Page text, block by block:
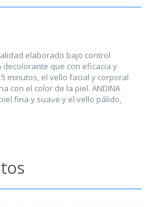
elaborado bajo control
que con eficacia y
minutos, el vello facial y corporal
con el color de la piel. ANDINA
fina y suave y el vello pálido,